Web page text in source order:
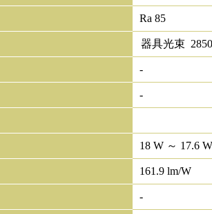
Ra 85
器具光束
-
-
18 W ～ 17.6
161.9 lm/W
-